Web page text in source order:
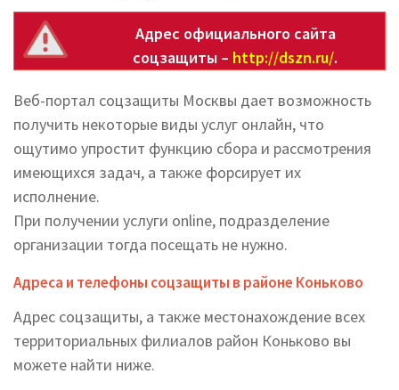
Адрес официального сайта
соцзащиты – http://dszn.ru/.
Веб-портал соцзащиты Москвы дает возможность
получить некоторые виды услуг онлайн, что
ощутимо упростит функцию сбора и рассмотрения
имеющихся задач, а также форсирует их
исполнение.
При получении услуги online, подразделение
организации тогда посещать не нужно.
Адреса и телефоны соцзащиты в районе Коньково
Адрес соцзащиты, а также местонахождение всех
территориальных филиалов район Коньково вы
можете найти ниже.